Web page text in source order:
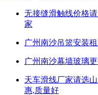
无接缝滑触线价格
家
广州南沙吊篮安装
广州南沙幕墙玻璃
天车滑线厂家请选
惠,质量好